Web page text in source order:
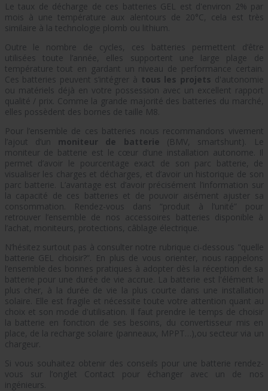
Le taux de décharge de ces batteries GEL est d'environ 2% par
mois à une température aux alentours de 20°C, cela est très
similaire à la technologie plomb ou lithium.
Outre le nombre de cycles, ces batteries permettent d’être
utilisées toute l’année, elles supportent une large plage de
température tout en gardant un niveau de performance certain.
Ces batteries peuvent s’intégrer à tous les projets d'autonomie
ou matériels déjà en votre possession avec un excellent rapport
qualité / prix. Comme la grande majorité des batteries du marché,
elles possèdent des bornes de taille M8.
Pour l’ensemble de ces batteries nous recommandons vivement
l’ajout d’un moniteur de batterie (BMV, smartshunt). Le
moniteur de batterie est le cœur d’une installation autonome. Il
permet d’avoir le pourcentage exact de son parc batterie, de
visualiser les charges et décharges, et d’avoir un historique de son
parc batterie. L’avantage est d’avoir précisément l’information sur
la capacité de ces batteries et de pouvoir aisément ajuster sa
consommation. Rendez-vous dans “produit à l’unité” pour
retrouver l’ensemble de nos accessoires batteries disponible à
l’achat, moniteurs, protections, câblage électrique.
N’hésitez surtout pas à consulter notre rubrique ci-dessous "quelle
batterie GEL choisir?”. En plus de vous orienter, nous rappelons
l’ensemble des bonnes pratiques à adopter dès la réception de sa
batterie pour une durée de vie accrue. La batterie est l'élément le
plus cher, à la durée de vie la plus courte dans une installation
solaire. Elle est fragile et nécessite toute votre attention quant au
choix et son mode d'utilisation. Il faut prendre le temps de choisir
la batterie en fonction de ses besoins, du convertisseur mis en
place, de la recharge solaire (panneaux, MPPT…),ou secteur via un
chargeur.
Si vous souhaitez obtenir des conseils pour une batterie rendez-
vous sur l’onglet Contact pour échanger avec un de nos
ingénieurs.